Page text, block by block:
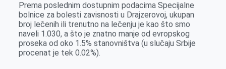
Prema poslednim dostupnim podacima Specijalne
bolnice za bolesti zavisnosti u Drajzerovoj, ukupan
broj lečenih ili trenutno na lečenju je kao što smo
naveli 1.030, a što je znatno manje od evropskog
proseka od oko 1.5% stanovništva (u slučaju Srbije
procenat je tek 0.02%).